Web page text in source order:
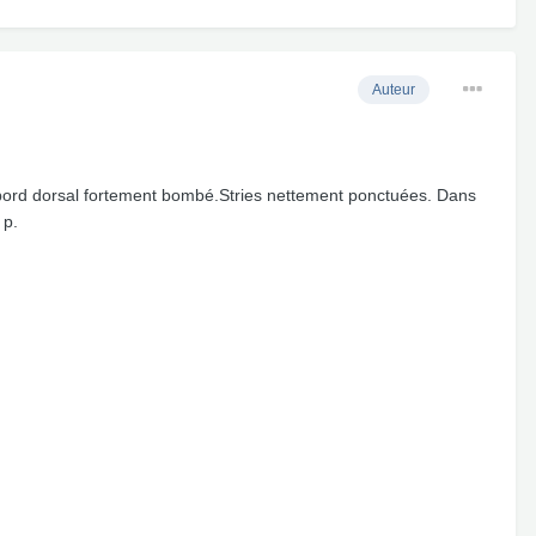
Auteur
dorsal fortement bombé.Stries nettement ponctuées. Dans